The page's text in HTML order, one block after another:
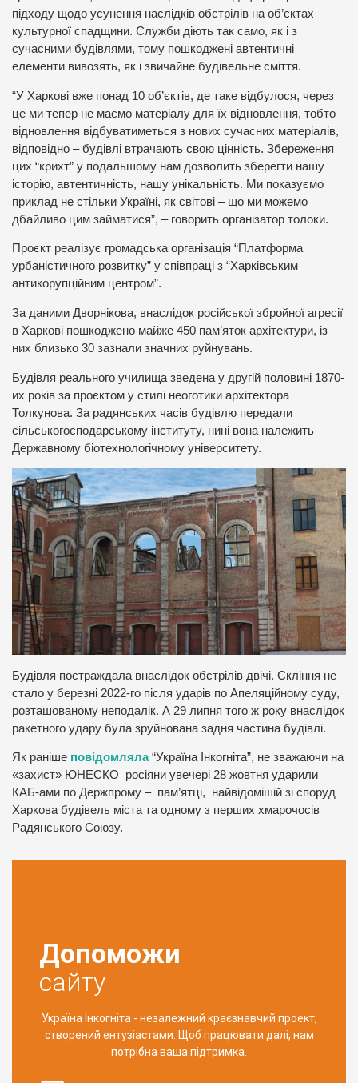
підходу щодо усунення наслідків обстрілів на об’єктах
культурної спадщини. Служби діють так само, як і з
сучасними будівлями, тому пошкоджені автентичні
елементи вивозять, як і звичайне будівельне сміття.
“У Харкові вже понад 10 об’єктів, де таке відбулося, через
це ми тепер не маємо матеріалу для їх відновлення, тобто
відновлення відбуватиметься з нових сучасних матеріалів,
відповідно – будівлі втрачають свою цінність. Збереження
цих “крихт” у подальшому нам дозволить зберегти нашу
історію, автентичність, нашу унікальність. Ми показуємо
приклад не стільки Україні, як світові – що ми можемо
дбайливо цим займатися”, – говорить організатор толоки.
Проєкт реалізує громадська організація “Платформа
урбаністичного розвитку” у співпраці з “Харківським
антикорупційним центром”.
За даними Дворнікова, внаслідок російської збройної агресії
в Харкові пошкоджено майже 450 пам’яток архітектури, із
них близько 30 зазнали значних руйнувань.
Будівля реального училища зведена у другій половині 1870-
их років за проєктом у стилі неоготики архітектора
Толкунова. За радянських часів будівлю передали
сільськогосподарському інституту, нині вона належить
Державному біотехнологічному університету.
Будівля постраждала внаслідок обстрілів двічі. Скління не
стало у березні 2022-го після ударів по Апеляційному суду,
розташованому неподалік. А 29 липня того ж року внаслідок
ракетного удару була зруйнована задня частина будівлі.
Як раніше повідомляла“Україна Інкогніта”, не зважаючи на
«захист» ЮНЕСКО росіяни увечері 28 жовтня ударили
КАБ-ами по Держпрому – пам’ятці, найвідомішій зі споруд
Харкова будівель міста та одному з перших хмарочосів
Радянського Союзу.
Допоможи
сайту
Україна Інкогніта - незалежний краєзнавчий проект,
створений ентузіастами. Щоб працювати далі, нам
потрібна ваша підтримка.